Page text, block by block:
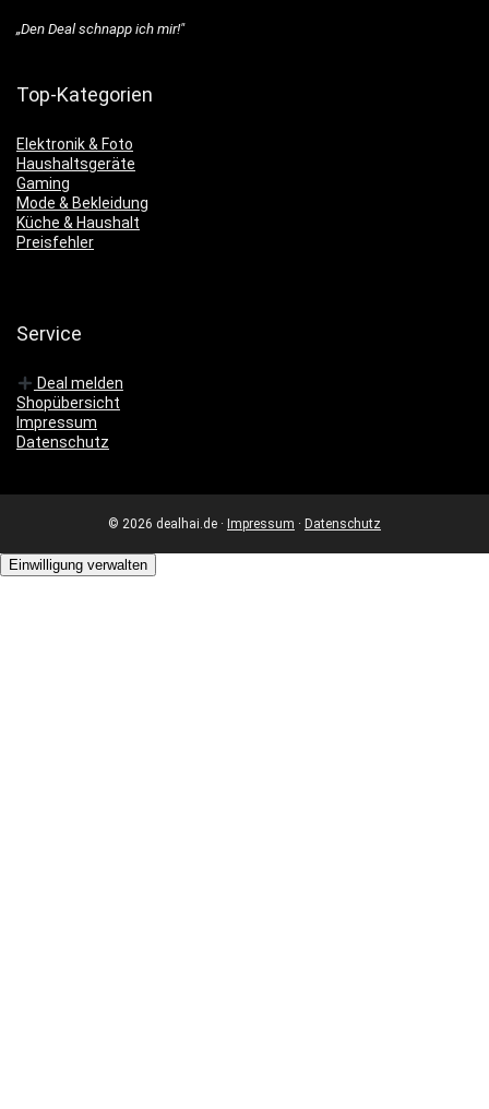
„Den Deal schnapp ich mir!"
Top-Kategorien
Elektronik & Foto
Haushaltsgeräte
Gaming
Mode & Bekleidung
Küche & Haushalt
Preisfehler
Service
Deal melden
Shopübersicht
Impressum
Datenschutz
© 2026 dealhai.de · Impressum · Datenschutz
Einwilligung verwalten